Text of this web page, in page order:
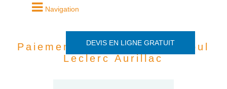
Navigation
DEVIS EN LIGNE GRATUIT
Paiement au chauffeur - Fioul
Leclerc Aurillac